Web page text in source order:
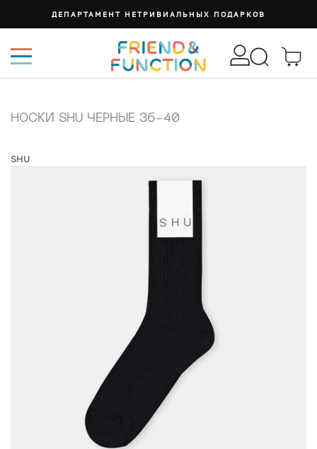
ДЕПАРТАМЕНТ НЕТРИВИАЛЬНЫХ ПОДАРКОВ
НОСКИ SHU ЧЕРНЫЕ 36-40
SHU